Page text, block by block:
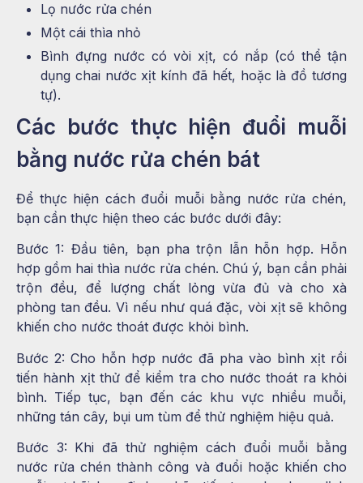
Lọ nước rửa chén
Một cái thìa nhỏ
Bình đựng nước có vòi xịt, có nắp (có thể tận
dụng chai nước xịt kính đã hết, hoặc là đồ tương
tự).
Các bước thực hiện đuổi muỗi
bằng nước rửa chén bát
Để thực hiện cách đuổi muỗi bằng nước rửa chén,
bạn cần thực hiện theo các bước dưới đây:
Bước 1: Đầu tiên, bạn pha trộn lẫn hỗn hợp. Hỗn
hợp gồm hai thìa nước rửa chén. Chú ý, bạn cần phải
trộn đều, để lượng chất lỏng vừa đủ và cho xà
phòng tan đều. Vì nếu như quá đặc, vòi xịt sẽ không
khiến cho nước thoát được khỏi bình.
Bước 2: Cho hỗn hợp nước đã pha vào bình xịt rồi
tiến hành xịt thử để kiểm tra cho nước thoát ra khỏi
bình. Tiếp tục, bạn đến các khu vực nhiều muỗi,
những tán cây, bụi um tùm để thử nghiệm hiệu quả.
Bước 3: Khi đã thử nghiệm cách đuổi muỗi bằng
nước rửa chén thành công và đuổi hoặc khiến cho